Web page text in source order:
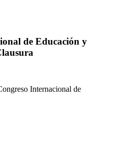
de Educación y
Internacional de